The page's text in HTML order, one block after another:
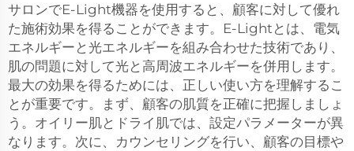
サロンでE-Light機器を使用すると、顧客に対して優れ
た施術効果を得ることができます。E-Lightとは、電気
エネルギーと光エネルギーを組み合わせた技術であり、
肌の問題に対して光と高周波エネルギーを併用します。
最大の効果を得るためには、正しい使い方を理解するこ
とが重要です。まず、顧客の肌質を正確に把握しましょ
う。オイリー肌とドライ肌では、設定パラメーターが異
なります。次に、カウンセリングを行い、顧客の目標や